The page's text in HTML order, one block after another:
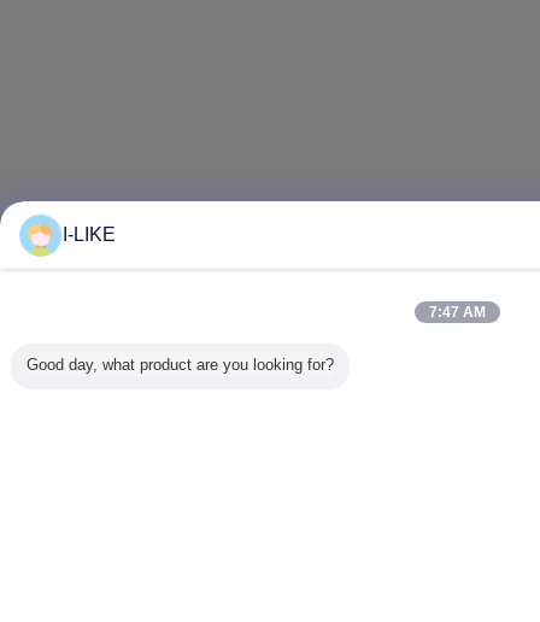
I-LIKE
7:47 AM
Good day, what product are you looking for?